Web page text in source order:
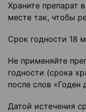
Храните препарат
месте так, чтобы
Срок годности 18
Не применяйте
годности (срока
после слов «Годен
Датой истечения